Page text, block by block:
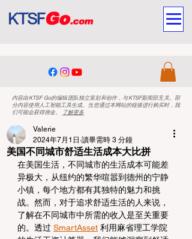
内容由KTSF Go的编辑团队独立策划和创作，与KTSF新闻部无关。部
分内容使用人工智能工具生成。当您通过本网站的链接进行购买时，我
们可能会获得佣金。
了解更多
美国不同城市舒适生活成本大比拼
Valerie
2024年7月1日 讀畢需時 3 分鐘
在美国生活，不同城市的生活成本可能差
异极大，从纽约的繁华喧嚣到德州的宁静
小镇，每个地方都有其独特的魅力和挑
战。然而，对于追求舒适生活的人来说，
了解在不同城市中所需的收入是至关重要
的。透过 SmartAsset 利用麻省理工学院